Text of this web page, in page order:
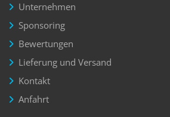
Unternehmen
Sponsoring
Bewertungen
Lieferung und Versand
Kontakt
Anfahrt